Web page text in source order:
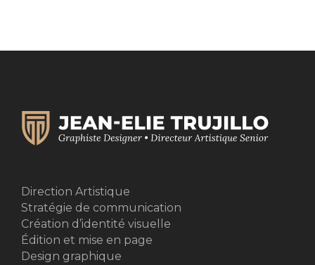
Direction Artistique
Stratégie de communication
Création d’identité visuelle
Édition et mise en page
Design graphique